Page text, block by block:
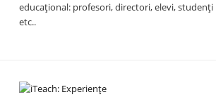
educațional: profesori, directori, elevi, studenți
etc..